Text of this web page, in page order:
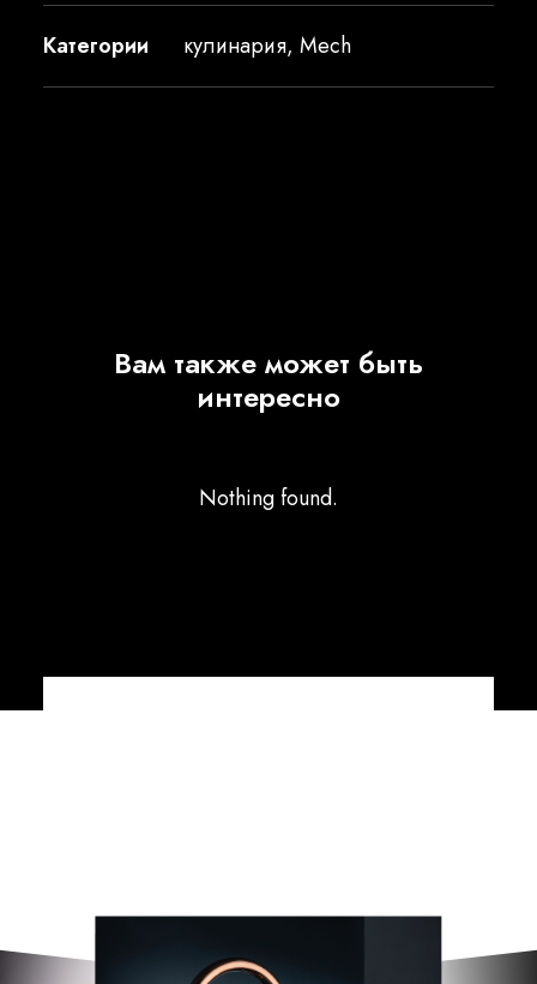
Категории кулинария, Mech
Вам также может быть
интересно
Nothing found.